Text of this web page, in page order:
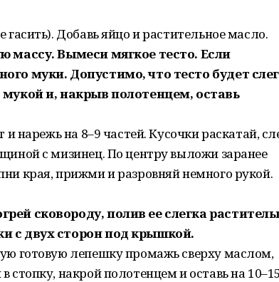
Добавь яйцо и растительное масло.
массу. Вымеси мягкое тесто. Если
муки. Допустимо, что тесто будет
и, накрыв полотенцем, оставь
нарежь на 8–9 частей. Кусочки раскатай,
с мизинец. По центру выложи заранее
края, прижми и разровняй немного рукой.
сковороду, полив ее слегка
с двух сторон под крышкой.
готовую лепешку промажь сверху маслом,
накрой полотенцем и оставь на 10–15